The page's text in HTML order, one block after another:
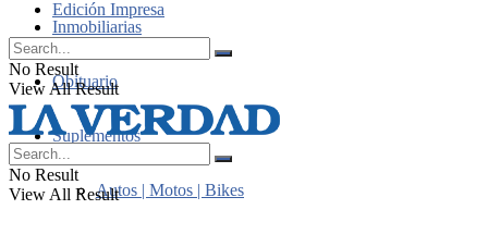
Inmobiliarias
Obituario
Suplementos
Autos | Motos | Bikes
Edición Impresa
No Result
View All Result
No Result
View All Result